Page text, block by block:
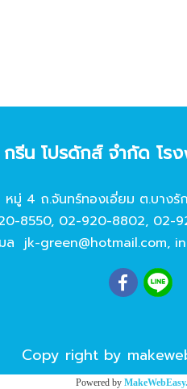
กรีน โปรดักส์ จํากัด โร
มู่ 4 ถ.จันทร์ทองเอี่ยม ต.บางรั
8550, 02-920-8802, 02-
ล jk-green@hotmail.com,
Copy right by
Powered by